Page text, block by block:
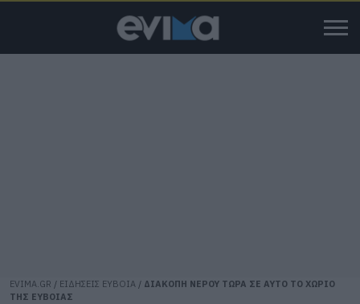
EVIMA.GR / ΕΙΔΗΣΕΙΣ ΕΥΒΟΙΑ / ΔΙΑΚΟΠΗ ΝΕΡΟΥ ΤΩΡΑ ΣΕ ΑΥΤΟ ΤΟ ΧΩΡΙΟ
ΤΗΣ ΕΥΒΟΙΑΣ